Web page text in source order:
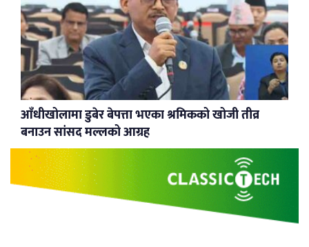
आँधीखोलामा डुबेर बेपत्ता भएका श्रमिकको खोजी तीव्र
बनाउन सांसद मल्लको आग्रह